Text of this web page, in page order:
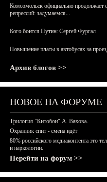
Комсомольск официально продолжает
репрессий: задумаемся...
Кого боится Путин: Сергей Фургал
Повышение платы в автобусах за
Архив блогов >>
НОВОЕ НА ФОРУМЕ
Трилогия "Китобои" А. Вахова.
Охранник спит - смена идёт
80% российского медиаконтента это
и наркологии.
Перейти на форум >>